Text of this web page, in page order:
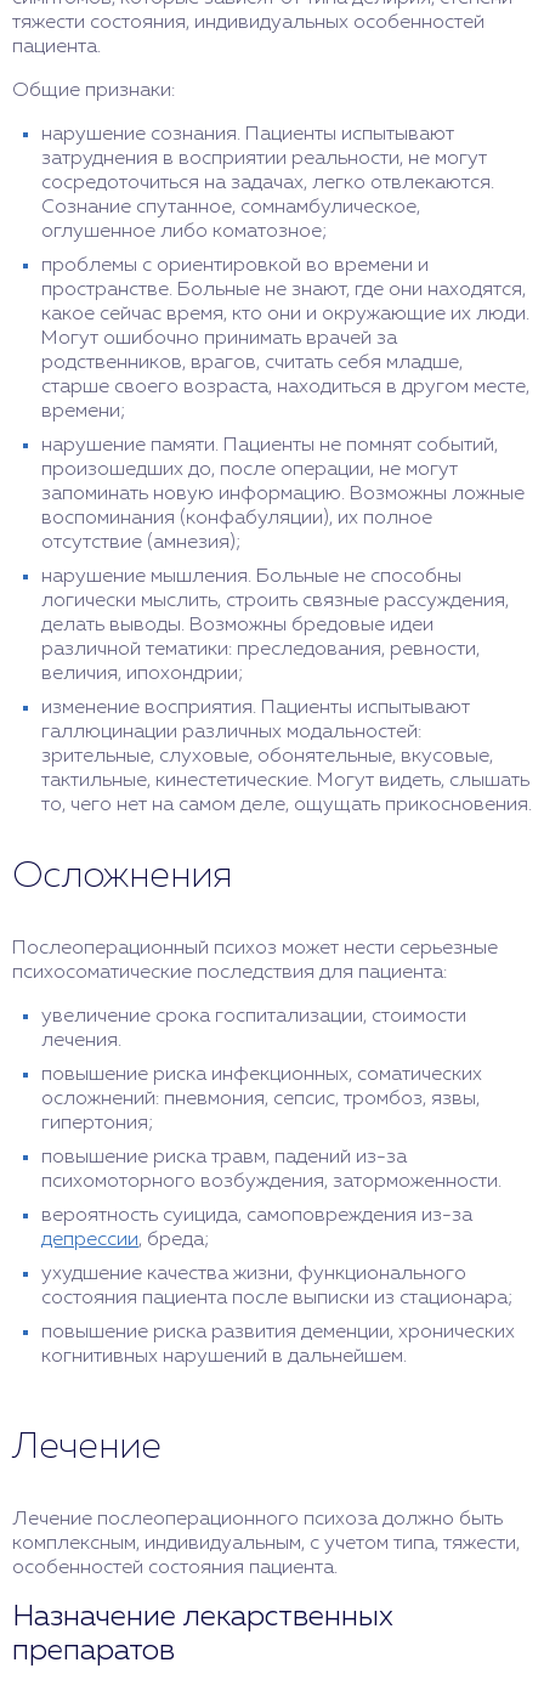
когнитивные функции, справиться с
эмоциональным стрессом и адаптироваться к
выздоровления включают комфортную
питание, поддержку родных и близких.
тяжести состояния, индивидуальных особенностей
пациента.
Общие признаки:
нарушение сознания. Пациенты испытывают
затруднения в восприятии реальности, не могут
сосредоточиться на задачах, легко отвлекаются.
Сознание спутанное, сомнамбулическое,
оглушенное либо коматозное;
проблемы с ориентировкой во времени и
пространстве. Больные не знают, где они находятся,
какое сейчас время, кто они и окружающие их люди.
Могут ошибочно принимать врачей за
родственников, врагов, считать себя младше,
старше своего возраста, находиться в другом месте,
времени;
нарушение памяти. Пациенты не помнят событий,
произошедших до, после операции, не могут
запоминать новую информацию. Возможны ложные
воспоминания (конфабуляции), их полное
отсутствие (амнезия);
нарушение мышления. Больные не способны
логически мыслить, строить связные рассуждения,
делать выводы. Возможны бредовые идеи
различной тематики: преследования, ревности,
величия, ипохондрии;
изменение восприятия. Пациенты испытывают
галлюцинации различных модальностей:
зрительные, слуховые, обонятельные, вкусовые,
тактильные, кинестетические. Могут видеть, слышать
то, чего нет на самом деле, ощущать прикосновения.
Осложнения
Послеоперационный психоз может нести серьезные
психосоматические последствия для пациента:
увеличение срока госпитализации, стоимости
лечения.
повышение риска инфекционных, соматических
осложнений: пневмония, сепсис, тромбоз, язвы,
гипертония;
повышение риска травм, падений из-за
психомоторного возбуждения, заторможенности.
вероятность суицида, самоповреждения из-за
депрессии, бреда;
ухудшение качества жизни, функционального
состояния пациента после выписки из стационара;
повышение риска развития деменции, хронических
когнитивных нарушений в дальнейшем.
Лечение
Лечение послеоперационного психоза должно быть
комплексным, индивидуальным, с учетом типа, тяжести,
особенностей состояния пациента.
Назначение лекарственных
препаратов